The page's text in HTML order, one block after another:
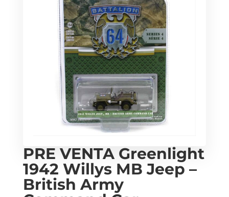
PRE VENTA Greenlight
1942 Willys MB Jeep –
British Army